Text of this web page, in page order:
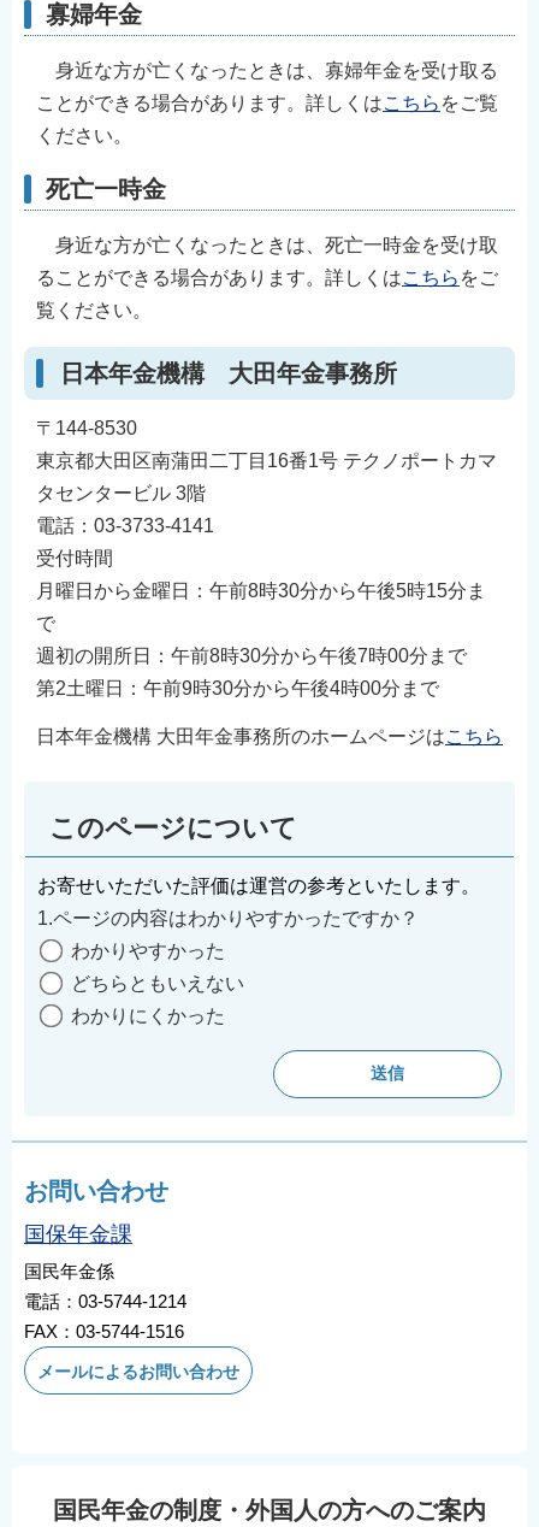
寡婦年金
身近な方が亡くなったときは、寡婦年金を受け取る
ことができる場合があります。詳しくはこちら をご覧
ください。
死亡一時金
身近な方が亡くなったときは、死亡一時金を受け取
ることができる場合があります。詳しくはこちら をご
覧ください。
日本年金機構 大田年金事務所
〒144-8530
東京都大田区南蒲田二丁目16番1号 テクノポートカマ
タセンタービル 3階
電話：03-3733-4141
受付時間
月曜日から金曜日：午前8時30分から午後5時15分ま
で
週初の開所日：午前8時30分から午後7時00分まで
第2⼟曜日：午前9時30分から午後4時00分まで
日本年金機構 大田年金事務所のホームページはこちら
このページについて
お寄せいただいた評価は運営の参考といたします。
1.ページの内容はわかりやすかったですか？
わかりやすかった
どちらともいえない
わかりにくかった
お問い合わせ
国保年金課
国民年金係
電話：03-5744-1214
FAX：03-5744-1516
メールによるお問い合わせ
国民年金の制度・外国人の方へのご案内